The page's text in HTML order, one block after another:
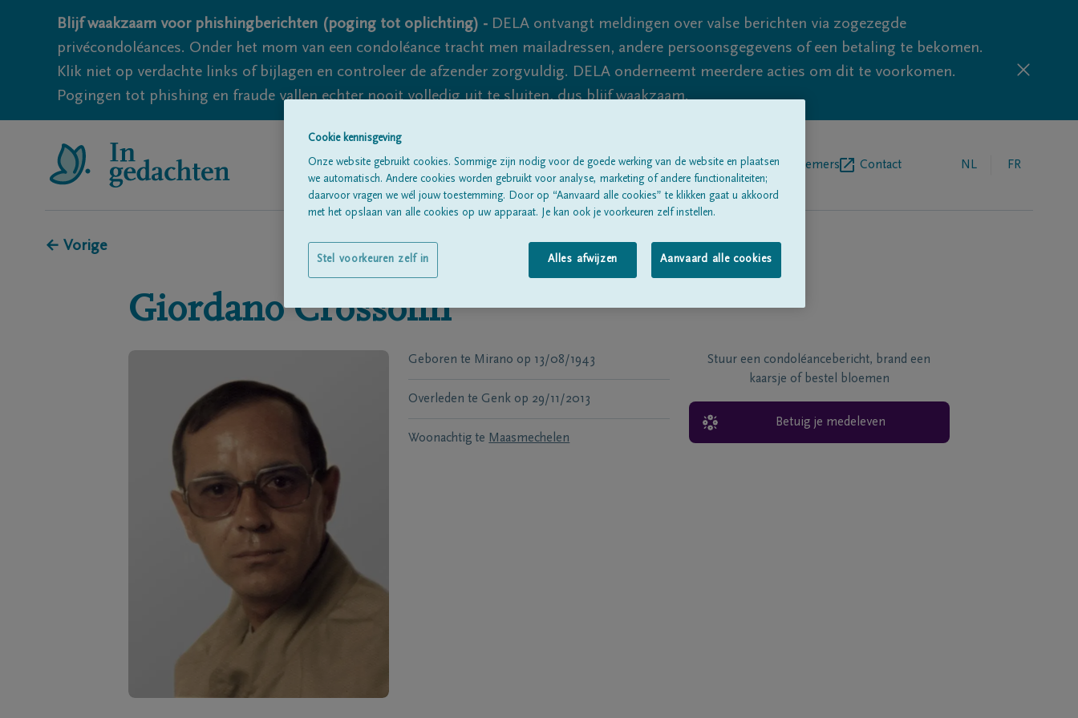
Blijf waakzaam voor phishingberichten (poging tot oplichting) - DELA ontvangt meldingen over valse berichten via zogezegde
privécondoléances. Onder het mom van een condoléance tracht men mailadressen, andere persoonsgegevens of een betaling te bekomen.
Klik niet op verdachte links of bijlagen en controleer de afzender zorgvuldig. DELA onderneemt meerdere acties om dit te voorkomen.
Pogingen tot phishing en fraude vallen echter nooit volledig uit te sluiten, dus blijf waakzaam.
Alle rouwberichtenOver onsBegrafenisondernemers Contact NL FR
← Vorige
Giordano Crossolin
Geboren te Mirano op 13/08/1943
Overleden te Genk op 29/11/2013
Woonachtig te Maasmechelen
Stuur een condoléancebericht, brand een
kaarsje of bestel bloemen
Betuig je medeleven
Cookie kennisgeving
Onze website gebruikt cookies. Sommige zijn nodig voor de goede werking van de website en plaatsen
we automatisch. Andere cookies worden gebruikt voor analyse, marketing of andere functionaliteiten;
daarvoor vragen we wél jouw toestemming. Door op “Aanvaard alle cookies” te klikken gaat u akkoord
met het opslaan van alle cookies op uw apparaat. Je kan ook je voorkeuren zelf instellen.
Alles afwijzen Aanvaard alle cookies
Stel voorkeuren zelf in